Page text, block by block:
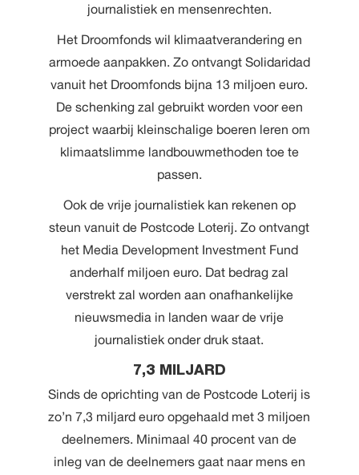
journalistiek en mensenrechten.
Het Droomfonds wil klimaatverandering en
armoede aanpakken. Zo ontvangt Solidaridad
vanuit het Droomfonds bijna 13 miljoen euro.
De schenking zal gebruikt worden voor een
project waarbij kleinschalige boeren leren om
klimaatslimme landbouwmethoden toe te
passen.
Ook de vrije journalistiek kan rekenen op
steun vanuit de Postcode Loterij. Zo ontvangt
het Media Development Investment Fund
anderhalf miljoen euro. Dat bedrag zal
verstrekt zal worden aan onafhankelijke
nieuwsmedia in landen waar de vrije
journalistiek onder druk staat.
7,3 MILJARD
Sinds de oprichting van de Postcode Loterij is
zo’n 7,3 miljard euro opgehaald met 3 miljoen
deelnemers. Minimaal 40 procent van de
inleg van de deelnemers gaat naar mens en